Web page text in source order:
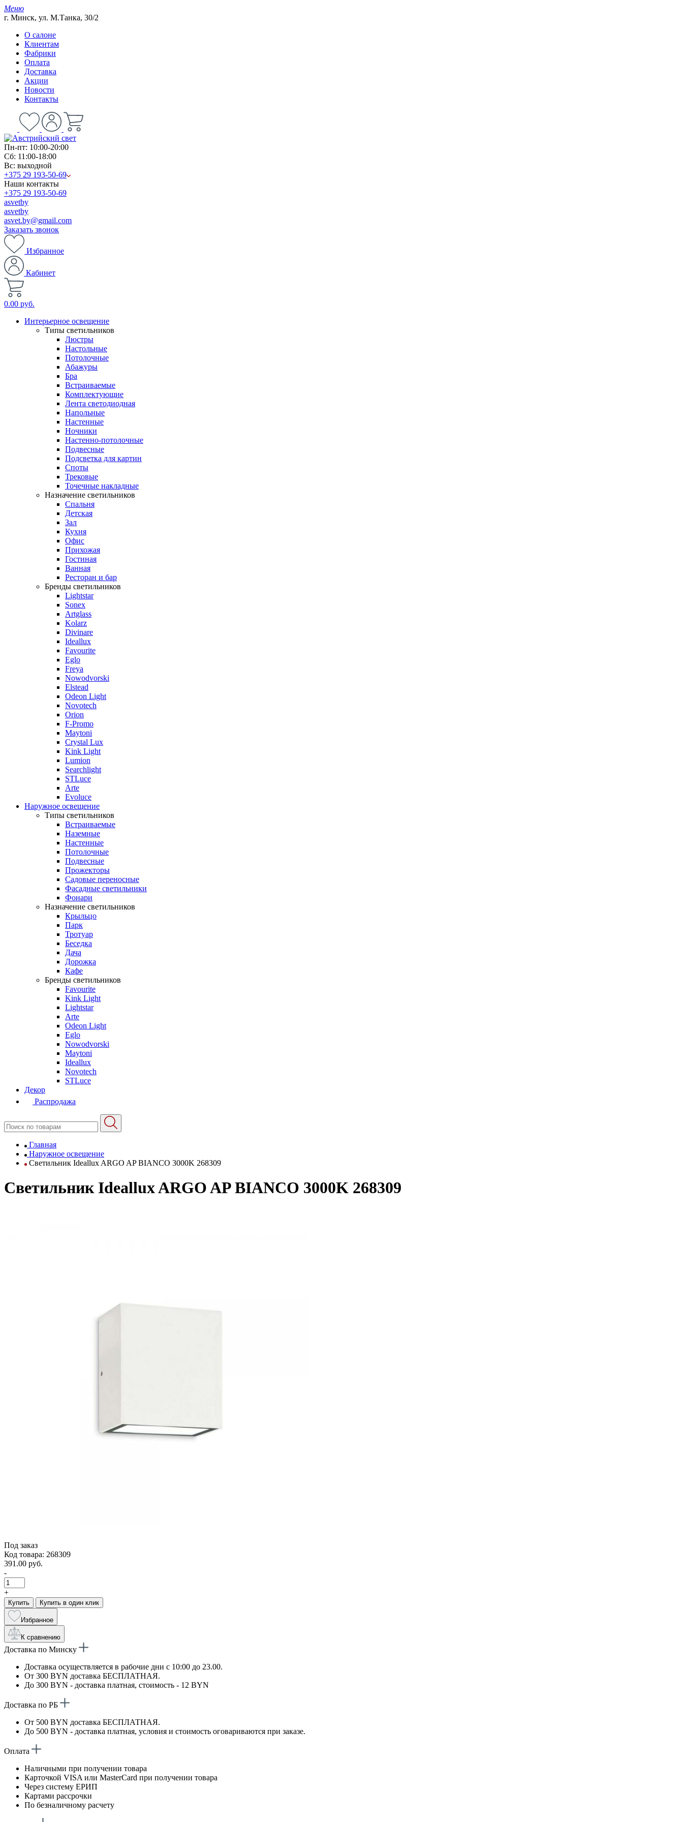
Меню
г. Минск, ул. М.Танка, 30/2
О салоне
Клиентам
Фабрики
Оплата
Доставка
Акции
Новости
Контакты
Пн-пт: 10:00-20:00
Сб: 11:00-18:00
Вс: выходной
+375 29 193-50-69
Наши контакты
+375 29 193-50-69
asvetby
asvetby
asvet.by@gmail.com
Заказать звонок
Избранное
Кабинет
0.00 руб.
Интерьерное освещение
Типы светильников
Люстры
Настольные
Потолочные
Абажуры
Бра
Встраиваемые
Комплектующие
Лента светодиодная
Напольные
Настенные
Ночники
Настенно-потолочные
Подвесные
Подсветка для картин
Споты
Трековые
Точечные накладные
Назначение светильников
Спальня
Детская
Зал
Кухня
Офис
Прихожая
Гостиная
Ванная
Ресторан и бар
Бренды светильников
Lightstar
Sonex
Artglass
Kolarz
Divinare
Ideallux
Favourite
Eglo
Freya
Nowodvorski
Elstead
Odeon Light
Novotech
Orion
F-Promo
Maytoni
Crystal Lux
Kink Light
Lumion
Searchlight
STLuce
Arte
Evoluce
Наружное освещение
Типы светильников
Встраиваемые
Наземные
Настенные
Потолочные
Подвесные
Прожекторы
Садовые переносные
Фасадные светильники
Фонари
Назначение светильников
Крыльцо
Парк
Тротуар
Беседка
Дача
Дорожка
Кафе
Бренды светильников
Favourite
Kink Light
Lightstar
Arte
Odeon Light
Eglo
Nowodvorski
Maytoni
Ideallux
Novotech
STLuce
Декор
Распродажа
Главная
Наружное освещение
Светильник Ideallux ARGO AP BIANCO 3000K 268309
Светильник Ideallux ARGO AP BIANCO 3000K 268309
Под заказ
Код товара: 268309
391.00 руб.
-
+
Купить Купить в один клик
Избранное
К сравнению
Доставка по Минску
Доставка осуществляется в рабочие дни с 10:00 до 23.00.
От 300 BYN доставка БЕСПЛАТНАЯ.
До 300 BYN - доставка платная, стоимость - 12 BYN
Доставка по РБ
От 500 BYN доставка БЕСПЛАТНАЯ.
До 500 BYN - доставка платная, условия и стоимость оговариваются при заказе.
Оплата
Наличными при получении товара
Карточкой VISA или MasterCard при получении товара
Через систему ЕРИП
Картами рассрочки
По безналичному расчету